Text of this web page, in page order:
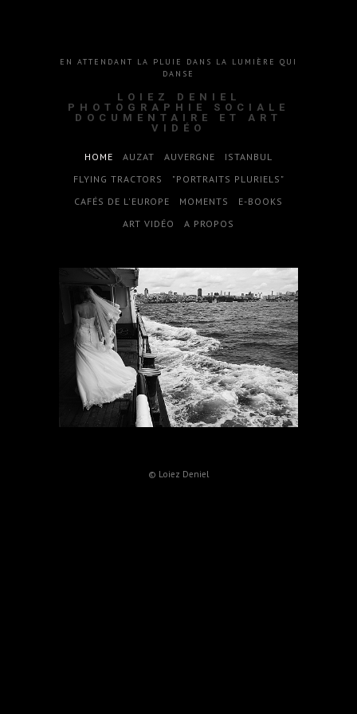
EN ATTENDANT LA PLUIE DANS LA LUMIÈRE QUI
DANSE
LOIEZ DENIEL
PHOTOGRAPHIE SOCIALE
DOCUMENTAIRE ET ART
VIDÉO
HOME AUZAT AUVERGNE
ISTANBUL
FLYING TRACTORS
"PORTRAITS PLURIELS"
CAFÉS DE L'EUROPE
MOMENTS
E-BOOKS
ART VIDÉO
A PROPOS
© Loiez Deniel